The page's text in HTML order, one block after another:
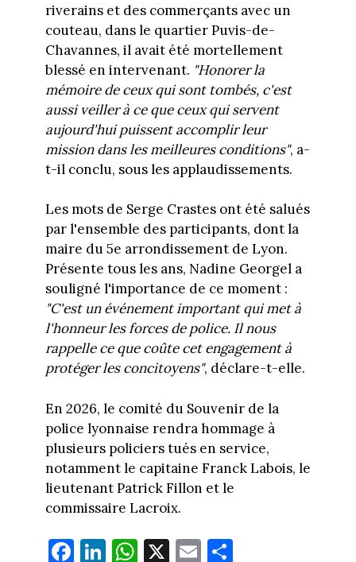
riverains et des commerçants avec un
couteau, dans le quartier Puvis-de-
Chavannes, il avait été mortellement
blessé en intervenant. "Honorer la
mémoire de ceux qui sont tombés, c'est
aussi veiller à ce que ceux qui servent
aujourd'hui puissent accomplir leur
mission dans les meilleures conditions", a-
t-il conclu, sous les applaudissements.
Les mots de Serge Crastes ont été salués
par l'ensemble des participants, dont la
maire du 5e arrondissement de Lyon.
Présente tous les ans, Nadine Georgel a
souligné l'importance de ce moment :
"C'est un événement important qui met à
l'honneur les forces de police. Il nous
rappelle ce que coûte cet engagement à
protéger les concitoyens", déclare-t-elle.
En 2026, le comité du Souvenir de la
police lyonnaise rendra hommage à
plusieurs policiers tués en service,
notamment le capitaine Franck Labois, le
lieutenant Patrick Fillon et le
commissaire Lacroix.
Fa Li W X E Pa